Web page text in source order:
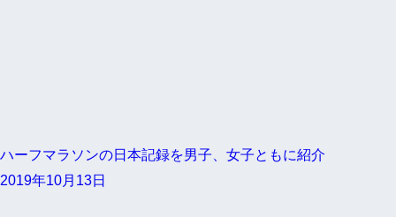
ハーフマラソンの日本記録を男子、女子ともに紹介
2019年10月13日